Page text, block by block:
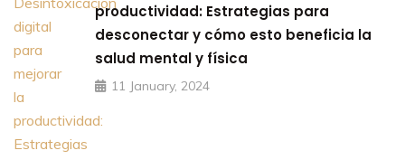
productividad: Estrategias para
desconectar y cómo esto beneficia la
salud mental y física
11 January, 2024